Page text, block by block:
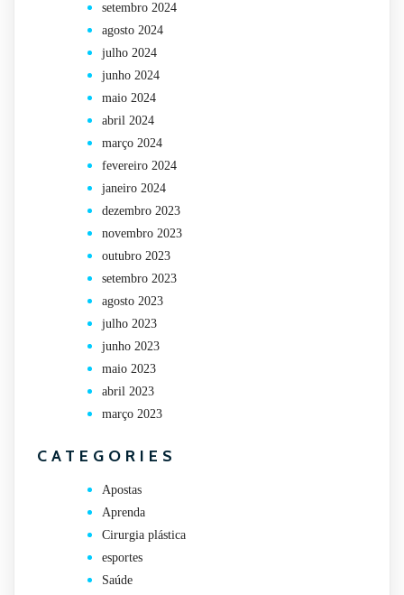
setembro 2024
agosto 2024
julho 2024
junho 2024
maio 2024
abril 2024
março 2024
fevereiro 2024
janeiro 2024
dezembro 2023
novembro 2023
outubro 2023
setembro 2023
agosto 2023
julho 2023
junho 2023
maio 2023
abril 2023
março 2023
CATEGORIES
Apostas
Aprenda
Cirurgia plástica
esportes
Saúde